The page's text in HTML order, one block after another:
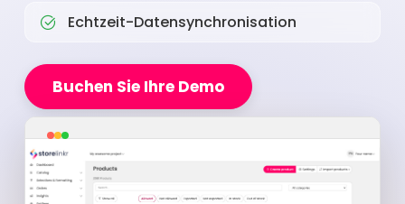
Echtzeit-Datensynchronisation
Buchen Sie Ihre Demo